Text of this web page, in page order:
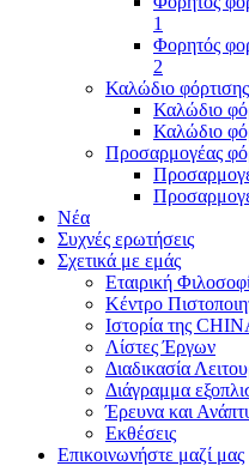
1
Φορητός
2
Καλώδιο
Καλώδιο
Καλώδιο
Προσαρμογέας
Νέα
Συχνές ερωτήσεις
Σχετικά με εμάς
Εταιρική
Κέντρο
Ιστορία της
Λίστες Έργων
Διαδικασία
Διάγραμμα
Έρευνα και
Εκθέσεις
Επικοινωνήστε μαζί μας